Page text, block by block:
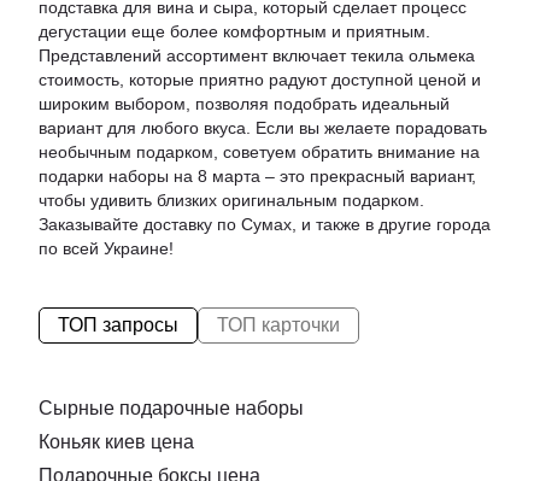
подставка для вина и сыра , который сделает процесс
дегустации еще более комфортным и приятным.
Представлений ассортимент включаеттекила ольмека
стоимость , которые приятно радуют доступной ценой и
широким выбором, позволяя подобрать идеальный
вариант для любого вкуса. Если вы желаете порадовать
необычным подарком, советуем обратить внимание на
подарки наборы на 8 марта – это прекрасный вариант,
чтобы удивить близких оригинальным подарком.
Заказывайте доставку по Сумах, и также в другие города
по всей Украине!
ТОП запросы ТОП карточки
Сырные подарочные наборы
Коньяк киев цена
Подарочные боксы цена